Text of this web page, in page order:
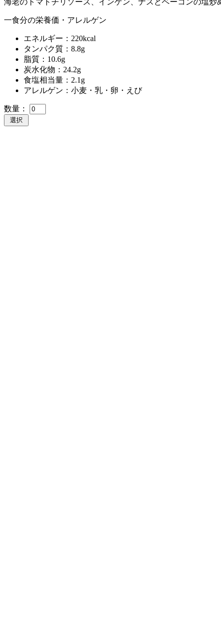
海老のトマトチリソース、インゲン、ナスとベーコンの塩
一食分の栄養価・アレルゲン
エネルギー：220kcal
タンパク質：8.8g
脂質：10.6g
炭水化物：24.2g
食塩相当量：2.1g
アレルゲン：小麦・乳・卵・えび
数量：